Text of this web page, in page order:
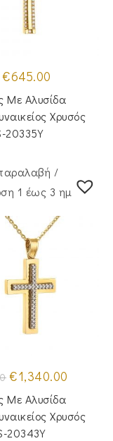
Original
price
was:
€790.00.
€645.00
τιμή
είναι:
€645.00.
Mε Aλυσίδα
Χρυσός
20335Y
/
1 έως 3 ημέρες
Original
price
was:
€1,590.00.
€1,340.00
Με Αλυσίδα
Χρυσός
20343Y